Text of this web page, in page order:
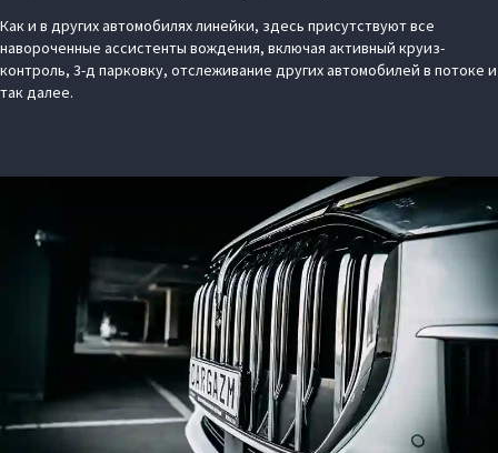
Как и в других автомобилях линейки, здесь присутствуют все
навороченные ассистенты вождения, включая активный круиз-
контроль, 3-д парковку, отслеживание других автомобилей в потоке и
так далее.